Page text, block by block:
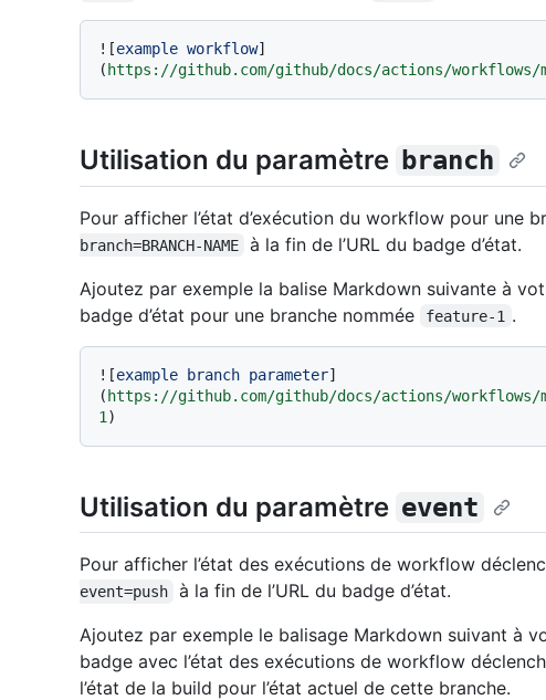
![example workflow]
( https://github.com/github/docs/actions/workflows/
Utilisation du paramètre branch
Pour afficher l’état d’exécution du workflow pour une
branch=BRANCH-NAME
à la fin de l’URL du badge d’état.
Ajoutez par exemple la balise Markdown suivante à
badge d’état pour une branche nommée
feature-1 .
![example branch parameter]
(https://github.com/github/docs/actions/workflows/
1
Utilisation du paramètre event
Pour afficher l’état des exécutions de workflow
event=push
à la fin de l’URL du badge d’état.
Ajoutez par exemple le balisage Markdown suivant à
badge avec l’état des exécutions de workflow
l’état de la build pour l’état actuel de cette branche.